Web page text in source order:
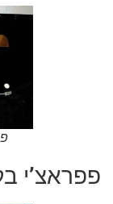
פפראצ’י